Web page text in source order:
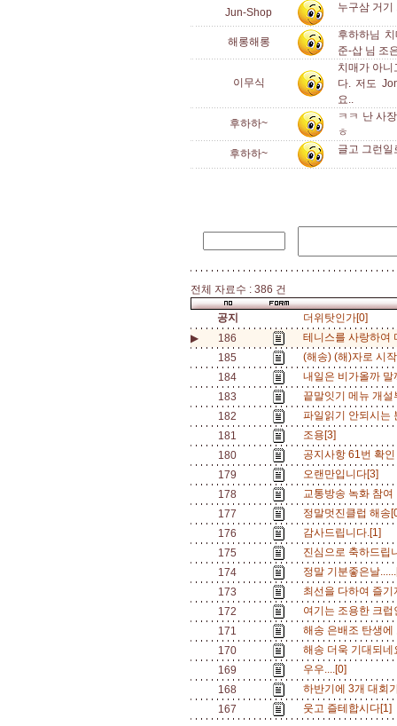
Jun-Shop
누구삼 거기
해롱해롱
후하하님
준-삽 님 조
이무식
치매가 아
다. 저도
요..
후하하~
ㅋㅋ 난 사
ㅎ
후하하~
글고 그런일
전체 자료수 : 386 건
공지
더위탓인가[0]
▶
186
테니스를 사랑하여
185
(해송) (해)자로 시
184
내일은 비가올까
183
끝말잇기 메뉴 개
182
파일읽기 안되시는
181
조용[3]
180
공지사항 61번 확
179
오랜만입니다[3]
178
교통방송 녹화 참
177
정말멋진클럽 해
176
감사드립니다.[1]
175
진심으로 축하드
174
정말 기분좋은날
173
최선을 다하여 즐
172
여기는 조용한 크
171
해송 은배조 탄생
170
해송 더욱 기대되
169
우우....[0]
168
하반기에 3개 대회
167
웃고 즐테합시다[1]